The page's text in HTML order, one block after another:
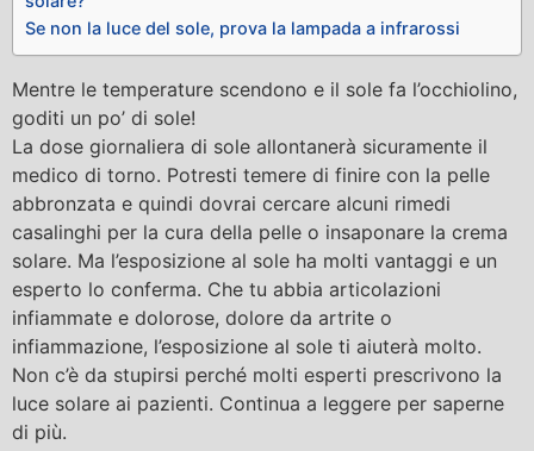
Se non la luce del sole, prova la lampada a infrarossi
Mentre le temperature scendono e il sole fa l’occhiolino,
goditi un po’ di sole!
La dose giornaliera di sole allontanerà sicuramente il
medico di torno. Potresti temere di finire con la pelle
abbronzata e quindi dovrai cercare alcuni rimedi
casalinghi per la cura della pelle o insaponare la crema
solare. Ma l’esposizione al sole ha molti vantaggi e un
esperto lo conferma. Che tu abbia articolazioni
infiammate e dolorose, dolore da artrite o
infiammazione, l’esposizione al sole ti aiuterà molto.
Non c’è da stupirsi perché molti esperti prescrivono la
luce solare ai pazienti. Continua a leggere per saperne
di più.